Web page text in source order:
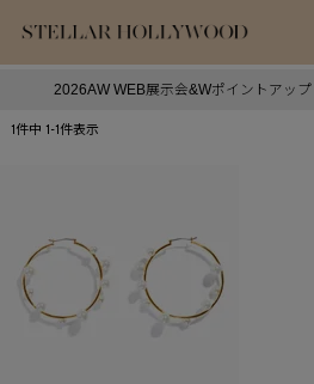
2026AW WEB展示会&Wポイントアップ
1件中 1-1件表示